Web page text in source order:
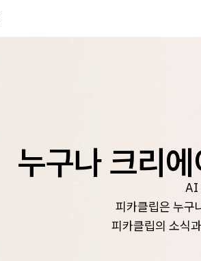
누구나 크리
AI
피카클립은 누구
피카클립의 소식